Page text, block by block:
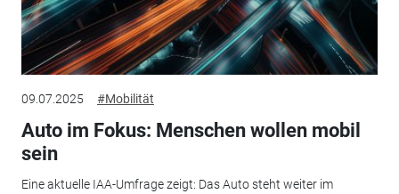
09.07.2025 #Mobilität
Auto im Fokus: Menschen wollen mobil
sein
Eine aktuelle IAA-Umfrage zeigt: Das Auto steht weiter im